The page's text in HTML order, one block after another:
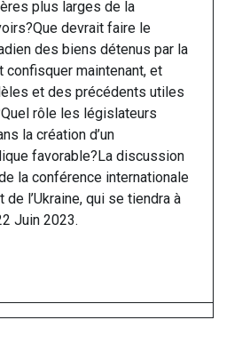
plus larges de la
devrait faire le
des biens détenus par la
confisquer maintenant, et
et des précédents utiles
rôle les législateurs
la création d’un
favorable?La discussion
la conférence internationale
l’Ukraine, qui se tiendra à
Juin 2023.